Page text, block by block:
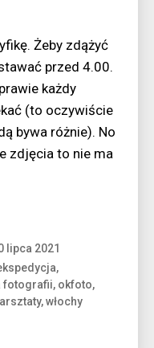
Żeby zdążyć
przed 4.00.
każdy
(to oczywiście
bywa różnie). No
zdjęcia to nie ma
lipca 2021
,
fotografii, okfoto,
,włochy